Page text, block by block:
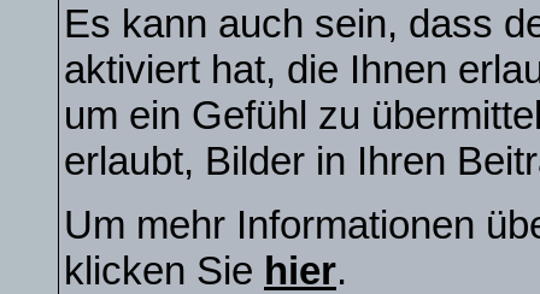
Es kann auch sein, dass
aktiviert hat, die Ihnen
um ein Gefühl zu
erlaubt, Bilder in Ihren
Um mehr Informationen
klicken Sie hier.